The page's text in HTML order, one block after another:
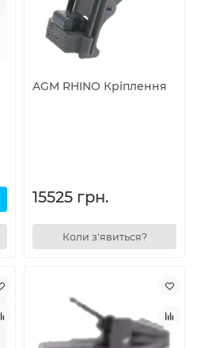
AGM RHINO Кріплення
15525 грн.
Коли з'явиться?